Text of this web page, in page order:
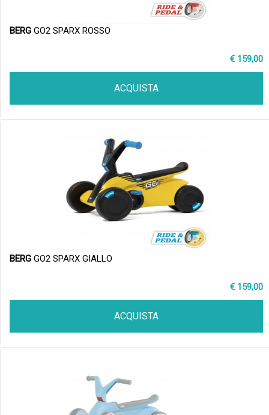
BERG GO2 SPARX ROSSO
€ 159,00
ACQUISTA
BERG GO2 SPARX GIALLO
€ 159,00
ACQUISTA